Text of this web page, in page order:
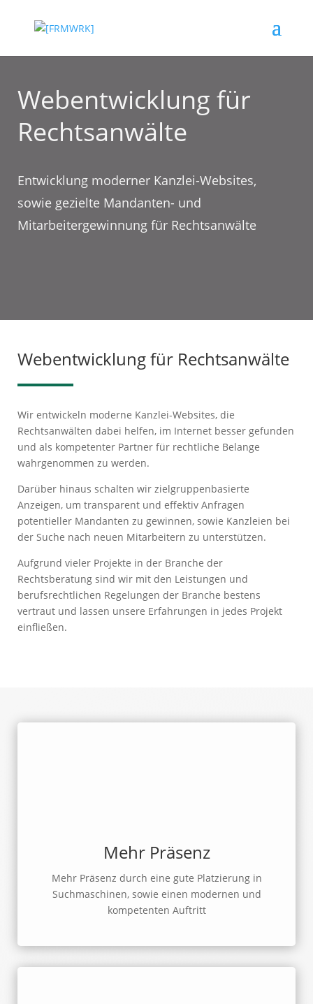
Webentwicklung für
Rechtsanwälte
Entwicklung moderner Kanzlei-Websites,
sowie gezielte Mandanten- und
Mitarbeitergewinnung für Rechtsanwälte
Webentwicklung für Rechtsanwälte
Wir entwickeln moderne Kanzlei-Websites, die
Rechtsanwälten dabei helfen, im Internet besser gefunden
und als kompetenter Partner für rechtliche Belange
wahrgenommen zu werden.
Darüber hinaus schalten wir zielgruppenbasierte
Anzeigen, um transparent und effektiv Anfragen
potentieller Mandanten zu gewinnen, sowie Kanzleien bei
der Suche nach neuen Mitarbeitern zu unterstützen.
Aufgrund vieler Projekte in der Branche der
Rechtsberatung sind wir mit den Leistungen und
berufsrechtlichen Regelungen der Branche bestens
vertraut und lassen unsere Erfahrungen in jedes Projekt
einfließen.
Mehr Präsenz
Mehr Präsenz durch eine gute Platzierung in
Suchmaschinen, sowie einen modernen und
kompetenten Auftritt